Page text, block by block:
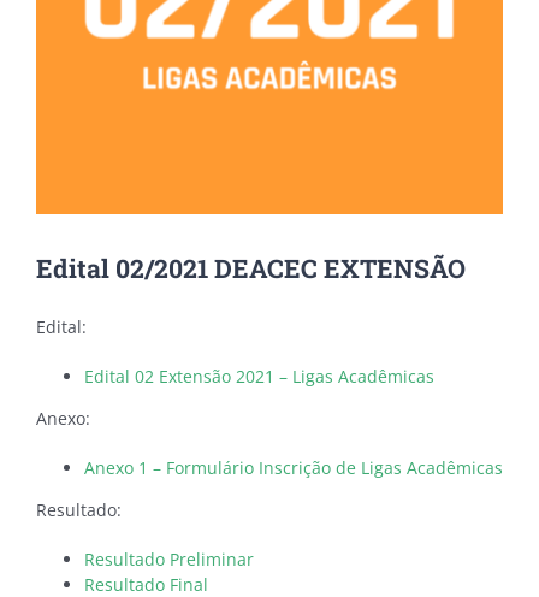
Edital 02/2021 DEACEC EXTENSÃO
Edital:
Edital 02 Extensão 2021 – Ligas Acadêmicas
Anexo:
Anexo 1 – Formulário Inscrição de Ligas Acadêmicas
Resultado:
Resultado Preliminar
Resultado Final